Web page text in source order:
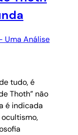
tudo, é
Thoth” não
é indicada